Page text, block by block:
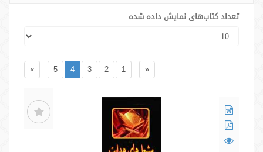
تعداد کتاب‌های نمایش داده شده
«
1
2
3
4
5
»